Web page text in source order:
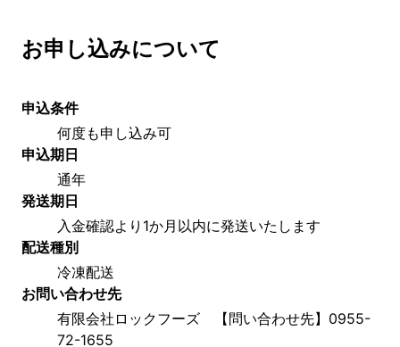
お申し込みについて
申込条件
何度も申し込み可
申込期日
通年
発送期日
入金確認より1か月以内に発送いたします
配送種別
冷凍配送
お問い合わせ先
有限会社ロックフーズ　【問い合わせ先】0955-
72-1655